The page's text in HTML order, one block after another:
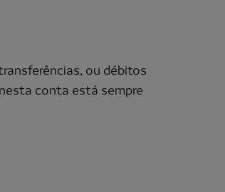
ou débitos
conta está sempre